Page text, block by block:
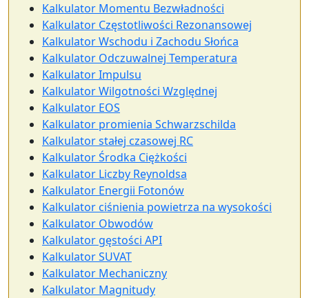
Kalkulator Momentu Bezwładności
Kalkulator Częstotliwości Rezonansowej
Kalkulator Wschodu i Zachodu Słońca
Kalkulator Odczuwalnej Temperatura
Kalkulator Impulsu
Kalkulator Wilgotności Względnej
Kalkulator EOS
Kalkulator promienia Schwarzschilda
Kalkulator stałej czasowej RC
Kalkulator Środka Ciężkości
Kalkulator Liczby Reynoldsa
Kalkulator Energii Fotonów
Kalkulator ciśnienia powietrza na wysokości
Kalkulator Obwodów
Kalkulator gęstości API
Kalkulator SUVAT
Kalkulator Mechaniczny
Kalkulator Magnitudy